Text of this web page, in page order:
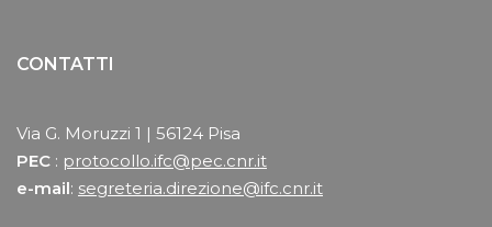
CONTATTI
Via G. Moruzzi 1 | 56124 Pisa
PEC : protocollo.ifc@pec.cnr.it
e-mail: segreteria.direzione@ifc.cnr.it